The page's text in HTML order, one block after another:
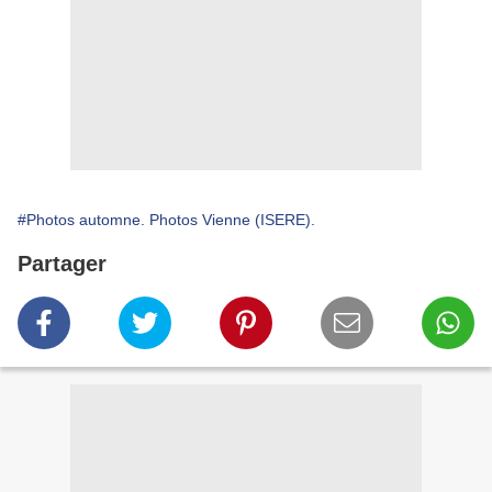
#Photos automne. Photos Vienne (ISERE).
Partager